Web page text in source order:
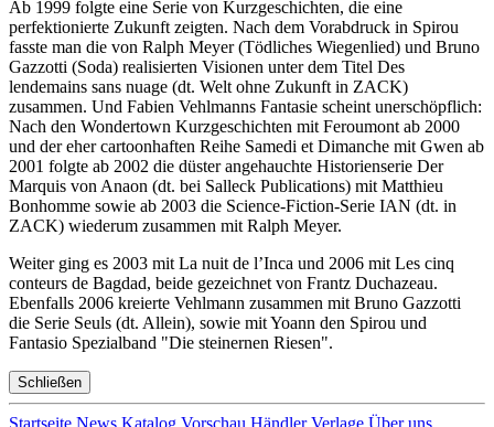
Ab 1999 folgte eine Serie von Kurzgeschichten, die eine
perfektionierte Zukunft zeigten. Nach dem Vorabdruck in Spirou
fasste man die von Ralph Meyer (Tödliches Wiegenlied) und Bruno
Gazzotti (Soda) realisierten Visionen unter dem Titel Des
lendemains sans nuage (dt. Welt ohne Zukunft in ZACK)
zusammen. Und Fabien Vehlmanns Fantasie scheint unerschöpflich:
Nach den Wondertown Kurzgeschichten mit Feroumont ab 2000
und der eher cartoonhaften Reihe Samedi et Dimanche mit Gwen ab
2001 folgte ab 2002 die düster angehauchte Historienserie Der
Marquis von Anaon (dt. bei Salleck Publications) mit Matthieu
Bonhomme sowie ab 2003 die Science-Fiction-Serie IAN (dt. in
ZACK) wiederum zusammen mit Ralph Meyer.
Weiter ging es 2003 mit La nuit de l’Inca und 2006 mit Les cinq
conteurs de Bagdad, beide gezeichnet von Frantz Duchazeau.
Ebenfalls 2006 kreierte Vehlmann zusammen mit Bruno Gazzotti
die Serie Seuls (dt. Allein), sowie mit Yoann den Spirou und
Fantasio Spezialband "Die steinernen Riesen".
Schließen
Startseite News Katalog Vorschau Händler Verlage Über uns